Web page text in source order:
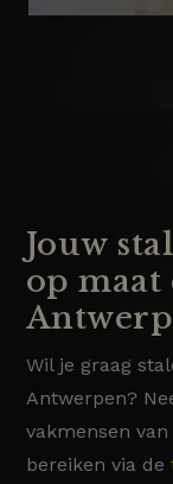
Jouw
op
Wil je graag
Antwerpen?
vakmensen
bereiken via de